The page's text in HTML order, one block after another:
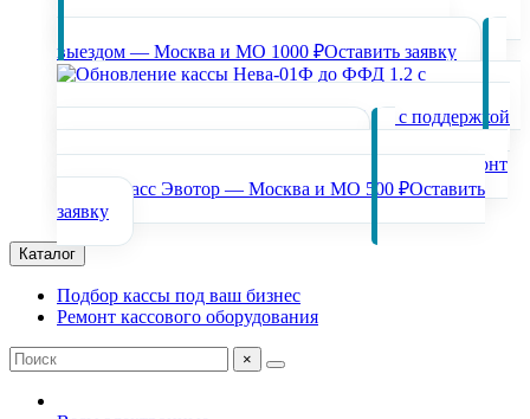
выездом — Москва и МО 1000 ₽Оставить заявку
Обновление кассы Нева-01Ф до ФФД 1.2 с поддержкой
Ремонт
онлайн-касс Эвотор — Москва и МО 500 ₽Оставить
заявку
Каталог
Подбор кассы под ваш бизнес
Ремонт кассового оборудования
×